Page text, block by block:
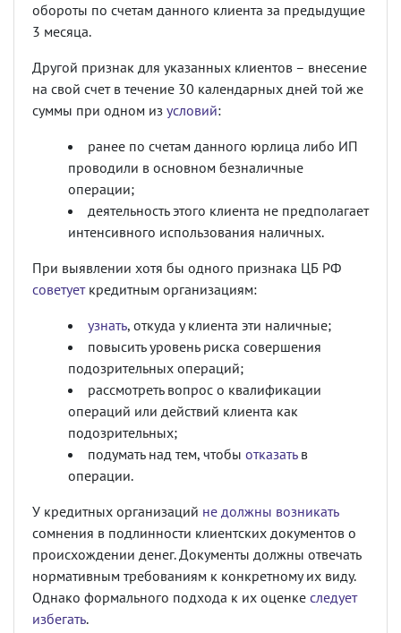
обороты по счетам данного клиента за предыдущие
3 месяца.
Другой признак для указанных клиентов – внесение
на свой счет в течение 30 календарных дней той же
суммы при одном из условий:
ранее по счетам данного юрлица либо ИП
проводили в основном безналичные
операции;
деятельность этого клиента не предполагает
интенсивного использования наличных.
При выявлении хотя бы одного признака ЦБ РФ
советуеткредитным организациям:
узнать, откуда у клиента эти наличные;
повысить уровень риска совершения
подозрительных операций;
рассмотреть вопрос о квалификации
операций или действий клиента как
подозрительных;
подумать над тем, чтобы отказатьв
операции.
У кредитных организаций не должны возникать
сомнения в подлинности клиентских документов о
происхождении денег. Документы должны отвечать
нормативным требованиям к конкретному их виду.
Однако формального подхода к их оценке следует
избегать.